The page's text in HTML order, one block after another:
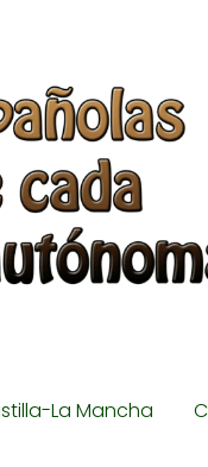
La Mancha